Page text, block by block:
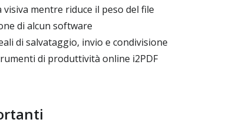
mentre riduce il peso del file
di alcun software
di salvataggio, invio e condivisione
di produttività online i2PDF